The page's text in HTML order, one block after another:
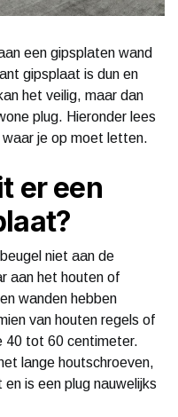
een gipsplaten wand
gipsplaat is dun en
het veilig, maar dan
plug. Hieronder lees
waar je op moet letten.
er een
niet aan de
aan het houten of
wanden hebben
van houten regels of
40 tot 60 centimeter.
lange houtschroeven,
is een plug nauwelijks